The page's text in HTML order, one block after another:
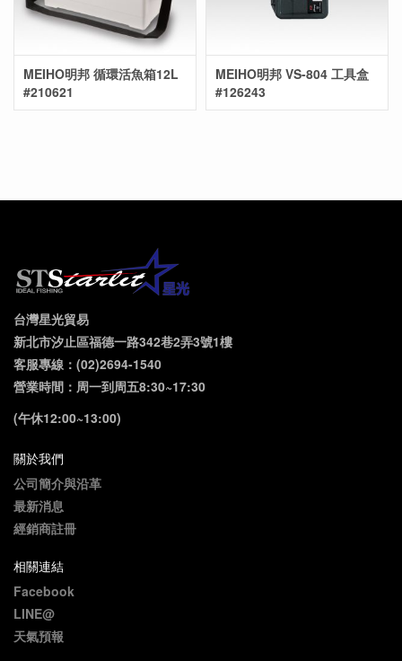
MEIHO明邦 循環活魚箱12L
#210621
MEIHO明邦 VS-804 工具盒
#126243
台灣星光貿易
新北市汐止區福德一路342巷2弄3號1樓
客服專線：(02)2694-1540
營業時間：周一到周五8:30~17:30
(午休12:00~13:00)
關於我們
公司簡介與沿革
最新消息
經銷商註冊
相關連結
Facebook
LINE@
天氣預報